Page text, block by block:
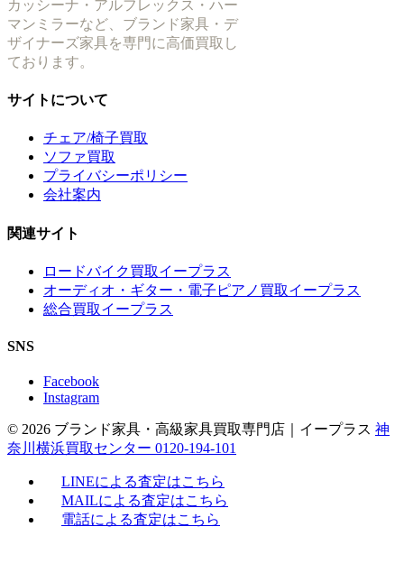
カッシーナ・アルフレックス・ハー
マンミラーなど、ブランド家具・デ
ザイナーズ家具を専門に高価買取し
ております。
サイトについて
チェア/椅子買取
ソファ買取
プライバシーポリシー
会社案内
関連サイト
ロードバイク買取イープラス
オーディオ・ギター・電子ピアノ買取イープラス
総合買取イープラス
SNS
Facebook
Instagram
© 2026 ブランド家具・高級家具買取専門店｜イープラス 神
奈川横浜買取センター 0120-194-101
LINEによる査定はこちら
MAILによる査定はこちら
電話による査定はこちら